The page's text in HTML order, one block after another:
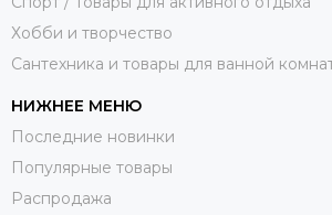
Хобби и творчество
Сантехника и товары для ванной
НИЖНЕЕ МЕНЮ
Последние новинки
Популярные товары
Распродажа